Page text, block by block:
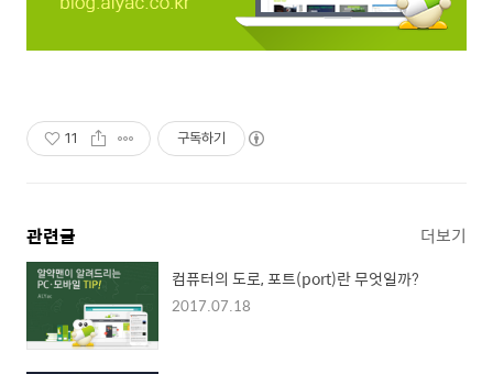
11 구독하기
관련글 더보기
컴퓨터의 도로, 포트(port)란 무엇일까?
2017.07.18